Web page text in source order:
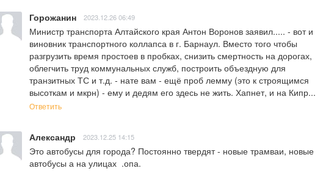
Горожанин 2023.12.26 06:49
Министр транспорта Алтайского края Антон Воронов заявил..... - вот и
виновник транспортного коллапса в г. Барнаул. Вместо того чтобы
разгрузить время простоев в пробках, снизить смертность на дорогах,
облегчить труд коммунальных служб, построить объездную для
транзитных ТС и т.д. - нате вам - ещё проб лемму (это к строящимся
высоткам и мкрн) - ему и дедям его здесь не жить. Хапнет, и на Кипр...
Ответить
Александр 2023.12.25 14:15
Это автобусы для города? Постоянно твердят - новые трамваи, новые
автобусы а на улицах  .опа.